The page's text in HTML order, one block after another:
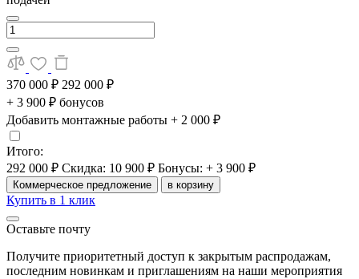
370 000 ₽ 292 000 ₽
+ 3 900 ₽ бонусов
Добавить монтажные работы + 2 000 ₽
Итого:
292 000 ₽ Скидка: 10 900 ₽ Бонусы: + 3 900 ₽
Коммерческое предложение в корзину
Купить в 1 клик
Оставьте почту
Получите приоритетный доступ к закрытым распродажам,
последним новинкам и приглашениям на наши мероприятия